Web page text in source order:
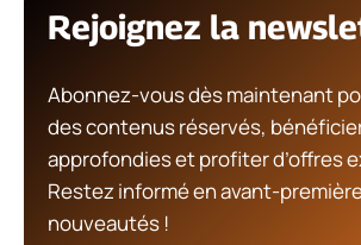
Rejoignez la
Abonnez-vous dès maintenant
des contenus réservés,
approfondies et profiter d’offres
Restez informé en avant-
nouveautés !